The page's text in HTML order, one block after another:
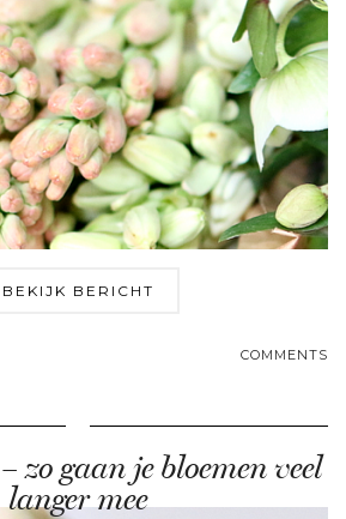
BEKIJK BERICHT
COMMENTS
zo gaan je bloemen veel
langer mee